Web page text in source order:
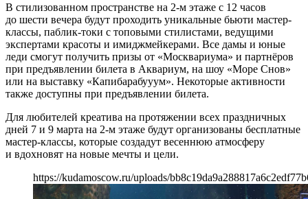
В стилизованном пространстве на 2-м этаже с 12 часов
до шести вечера будут проходить уникальные бьюти мастер-
классы, паблик-токи с топовыми стилистами, ведущими
экспертами красоты и имиджмейкерами. Все дамы и юные
леди смогут получить призы от «Москвариума» и партнёров
при предъявлении билета в Аквариум, на шоу «Море Снов»
или на выставку «Капибарабууум». Некоторые активности
также доступны при предъявлении билета.
Для любителей креатива на протяжении всех праздничных
дней 7 и 9 марта на 2-м этаже будут организованы бесплатные
мастер-классы, которые создадут весеннюю атмосферу
и вдохновят на новые мечты и цели.
https://kudamoscow.ru/uploads/